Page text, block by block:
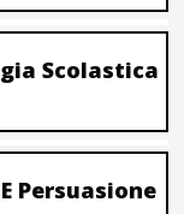
Scolastica
Persuasione